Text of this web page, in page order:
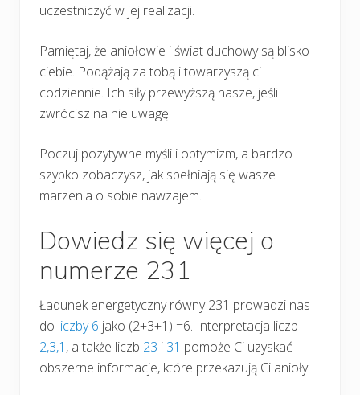
uczestniczyć w jej realizacji.
Pamiętaj, że aniołowie i świat duchowy są blisko
ciebie. Podążają za tobą i towarzyszą ci
codziennie. Ich siły przewyższą nasze, jeśli
zwrócisz na nie uwagę.
Poczuj pozytywne myśli i optymizm, a bardzo
szybko zobaczysz, jak spełniają się wasze
marzenia o sobie nawzajem.
Dowiedz się więcej o
numerze 231
Ładunek energetyczny równy 231 prowadzi nas
do liczby 6 jako (2+3+1) =6. Interpretacja liczb
2,3,1 , a także liczb 23 i 31 pomoże Ci uzyskać
obszerne informacje, które przekazują Ci anioły.